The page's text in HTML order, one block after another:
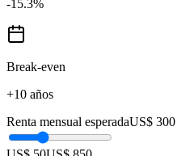
-15.3%
Break-even
+10 años
Renta mensual esperadaUS$ 300